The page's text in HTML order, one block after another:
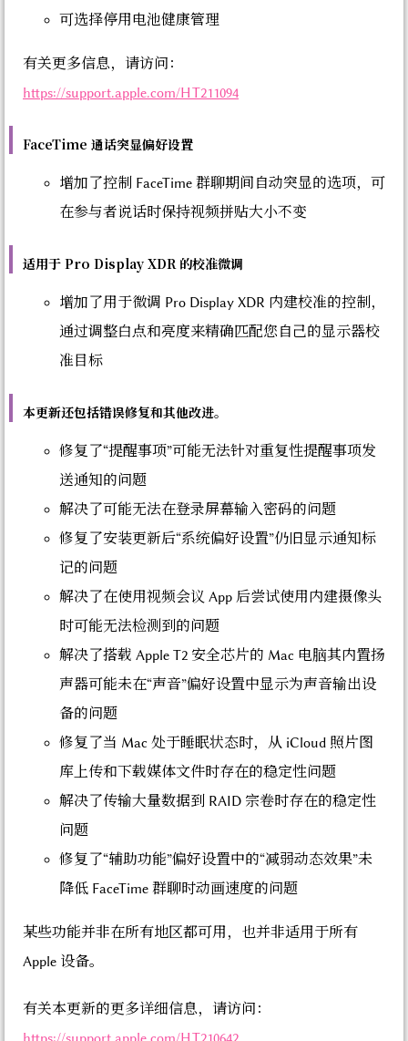
可选择停用电池健康管理
有关更多信息，请访问：
https://support.apple.com/HT211094
FaceTime 通话突显偏好设置
增加了控制 FaceTime 群聊期间自动突显的选项，可
在参与者说话时保持视频拼贴大小不变
适用于 Pro Display XDR 的校准微调
增加了用于微调 Pro Display XDR 内建校准的控制，
通过调整白点和亮度来精确匹配您自己的显示器校
准目标
本更新还包括错误修复和其他改进。
修复了“提醒事项”可能无法针对重复性提醒事项发
送通知的问题
解决了可能无法在登录屏幕输入密码的问题
修复了安装更新后“系统偏好设置”仍旧显示通知标
记的问题
解决了在使用视频会议 App 后尝试使用内建摄像头
时可能无法检测到的问题
解决了搭载 Apple T2 安全芯片的 Mac 电脑其内置扬
声器可能未在“声音”偏好设置中显示为声音输出设
备的问题
修复了当 Mac 处于睡眠状态时，从 iCloud 照片图
库上传和下载媒体文件时存在的稳定性问题
解决了传输大量数据到 RAID 宗卷时存在的稳定性
问题
修复了“辅助功能”偏好设置中的“减弱动态效果”未
降低 FaceTime 群聊时动画速度的问题
某些功能并非在所有地区都可用，也并非适用于所有
Apple 设备。
有关本更新的更多详细信息，请访问：